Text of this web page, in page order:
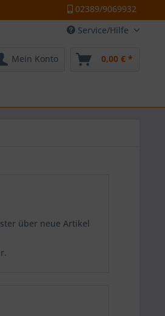
02389/9069932
Service/Hilfe
Mein Konto 0,00 € *
über neue Artikel